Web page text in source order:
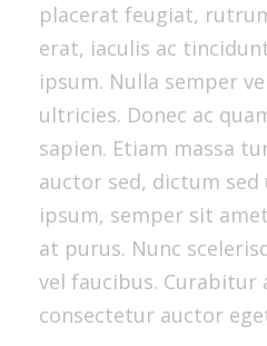
placerat feugiat,
erat, iaculis ac
ipsum. Nulla semper
ultricies. Donec ac
sapien. Etiam massa
auctor sed, dictum sed
ipsum, semper sit
at purus. Nunc
vel faucibus. Curabitur
consectetur auctor